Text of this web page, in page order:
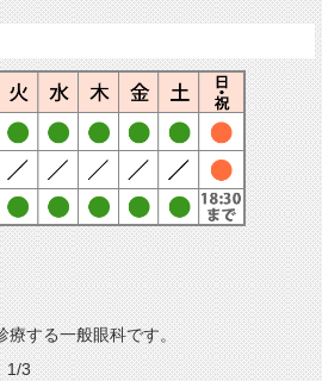
療する一般眼科です。
1/3